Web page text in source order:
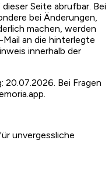
Seite abrufbar. Bei
bei Änderungen,
machen, werden
Mail an die hinterlegte
innerhalb der
20.07.2026. Bei Fragen
unvergessliche